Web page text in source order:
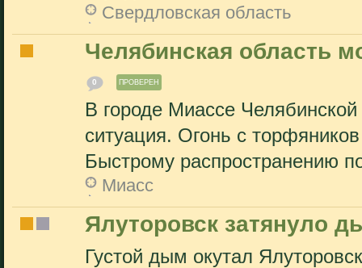
Свердловская область
Челябинская область
0 ПРОВЕРЕН
В городе Миассе
ситуация. Огонь с
Быстрому распространению
Миасс
Ялуторовск затянуло
Густой дым окутал